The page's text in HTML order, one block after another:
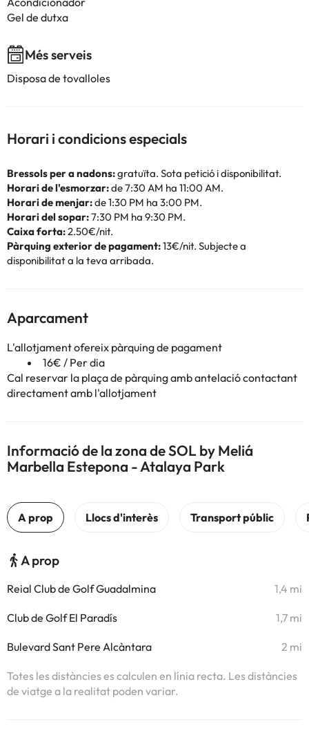
Gel de dutxa
Més serveis
Disposa de tovalloles
Horari i condicions especials
Bressols per a nadons:gratuïta. Sota petició i disponibilitat.
Horari de l'esmorzar:de 7:30 AM ha 11:00 AM.
Horari de menjar:de 1:30 PM ha 3:00 PM.
Horari del sopar:7:30 PM ha 9:30 PM.
Caixa forta:2.50€/nit.
Pàrquing exterior de pagament:13€/nit. Subjecte a
disponibilitat a la teva arribada.
Aparcament
L'allotjament ofereix pàrquing de pagament
16€ / Per dia
Cal reservar la plaça de pàrquing amb antelació contactant
directament amb l'allotjament
Informació de la zona de SOL by Meliá
Marbella Estepona - Atalaya Park
A prop
Reial Club de Golf Guadalmina 1,4 mi
Club de Golf El Paradís 1,7 mi
Bulevard Sant Pere Alcàntara 2 mi
Totes les distàncies es calculen en línia recta. Les distàncies
de viatge a la realitat poden variar.